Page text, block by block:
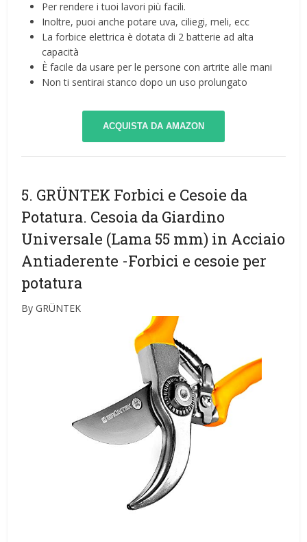
Per rendere i tuoi lavori più facili.
Inoltre, puoi anche potare uva, ciliegi, meli, ecc
La forbice elettrica è dotata di 2 batterie ad alta
capacità
È facile da usare per le persone con artrite alle mani
Non ti sentirai stanco dopo un uso prolungato
ACQUISTA DA AMAZON
5. GRÜNTEK Forbici e Cesoie da
Potatura. Cesoia da Giardino
Universale (Lama 55 mm) in Acciaio
Antiaderente -Forbici e cesoie per
potatura
By GRÜNTEK